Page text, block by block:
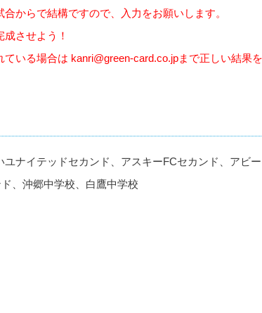
からで結構ですので、入力をお願いします。
させよう！
ている場合は kanri@green-card.co.jpまで正しい結果
ユナイテッドセカンド、アスキーFCセカンド、アビ
、沖郷中学校、白鷹中学校